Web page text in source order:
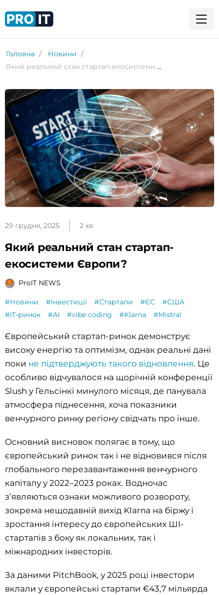
Головна
Новини
Який реальний стан стартап-екосистеми Європи?
29 грудня, 2025 2 хв
Який реальний стан стартап-
екосистеми Європи?
ProIT NEWS
#Новини #Інвестиції #Стартапи #ЄС
#США
#ІТ-ринок
#AI #vibe coding #Klarna #Mistral
Європейський стартап-ринок демонструє
високу енергію та оптимізм, однак реальні дані
поки не підтверджують такого відновлення. Це
особливо відчувалося на щорічній конференції
Slush у Гельсінкі минулого місяця, де панувала
атмосфера піднесення, хоча показники
венчурного ринку регіону свідчать про інше.
Основний висновок полягає в тому, що
європейський ринок так і не відновився після
глобального перезавантаження венчурного
капіталу у 2022–2023 роках. Водночас
з’являються ознаки можливого розвороту,
зокрема нещодавній вихід Klarna на біржу і
зростання інтересу до європейських ШІ-
стартапів з боку як локальних, так і
міжнародних інвесторів.
За даними PitchBook, у 2025 році інвестори
вклали у європейські стартапи €43,7 мільярда